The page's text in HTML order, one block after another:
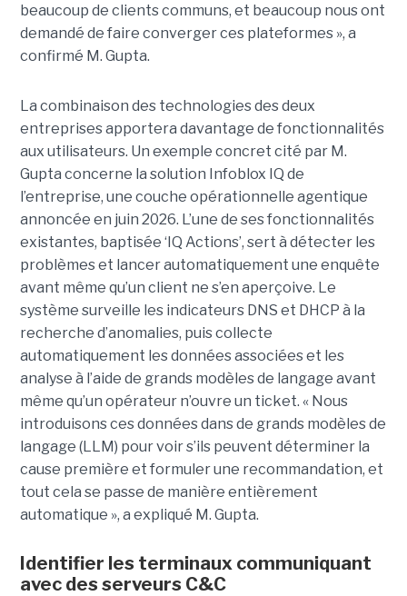
beaucoup de clients communs, et beaucoup nous ont
demandé de faire converger ces plateformes », a
confirmé M. Gupta.
La combinaison des technologies des deux
entreprises apportera davantage de fonctionnalités
aux utilisateurs. Un exemple concret cité par M.
Gupta concerne la solution Infoblox IQ de
l’entreprise, une couche opérationnelle agentique
annoncée en juin 2026. L’une de ses fonctionnalités
existantes, baptisée ‘IQ Actions’, sert à détecter les
problèmes et lancer automatiquement une enquête
avant même qu’un client ne s’en aperçoive. Le
système surveille les indicateurs DNS et DHCP à la
recherche d’anomalies, puis collecte
automatiquement les données associées et les
analyse à l’aide de grands modèles de langage avant
même qu’un opérateur n’ouvre un ticket. « Nous
introduisons ces données dans de grands modèles de
langage (LLM) pour voir s’ils peuvent déterminer la
cause première et formuler une recommandation, et
tout cela se passe de manière entièrement
automatique », a expliqué M. Gupta.
Identifier les terminaux communiquant
avec des serveurs C&C